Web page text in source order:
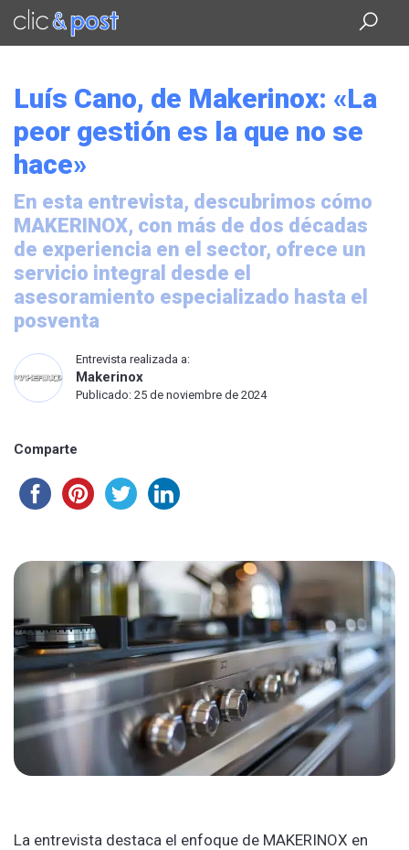
Saltar
contenido
Luís Cano, de Makerinox: «La
peor gestión es la que no se
hace»
En esta entrevista, descubrimos cómo
MAKERINOX, con más de dos décadas
de experiencia en el sector, ofrece un
servicio integral desde el
asesoramiento especializado hasta el
posventa
Entrevista realizada a:
Makerinox
Publicado: 25 de noviembre de 2024
Comparte
La entrevista destaca el enfoque de MAKERINOX en